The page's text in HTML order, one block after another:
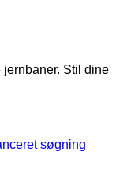
jernbaner. Stil dine
søgning